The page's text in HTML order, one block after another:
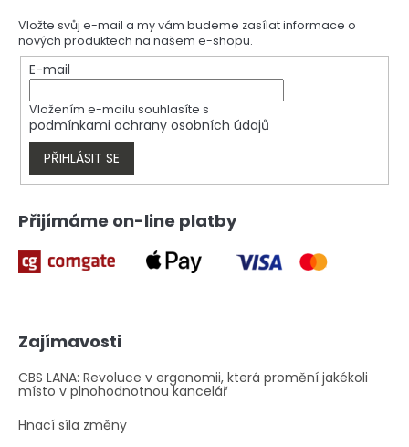
a
c
í
v
k
s
Vložte svůj e-mail a my vám budeme zasílat informace o
nových produktech na našem e-shopu.
E-mail
Vložením e-mailu souhlasíte s
podmínkami ochrany osobních údajů
PŘIHLÁSIT SE
Přijímáme on-line platby
Zajímavosti
CBS LANA: Revoluce v ergonomii, která promění jakékoli
místo v plnohodnotnou kancelář
Hnací síla změny